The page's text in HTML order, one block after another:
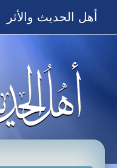
أهل الحديث والأثر